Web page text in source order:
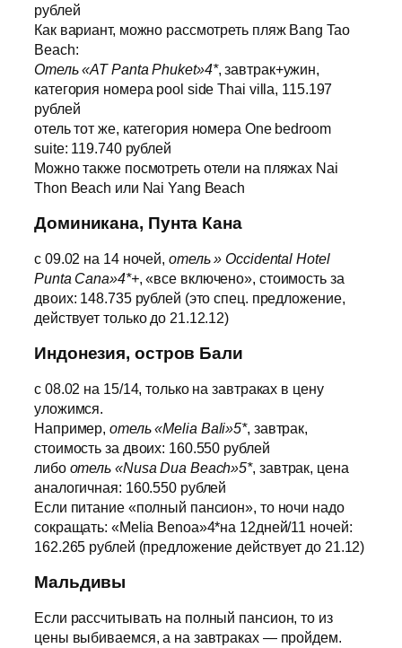
рублей
Как вариант, можно рассмотреть пляж Bang Tao
Beach:
Отель «AT Panta Phuket»4*, завтрак+ужин,
категория номера pool side Thai villa, 115.197
рублей
отель тот же, категория номера One bedroom
suite: 119.740 рублей
Можно также посмотреть отели на пляжах Nai
Thon Beach или Nai Yang Beach
Доминикана, Пунта Кана
с 09.02 на 14 ночей, отель » Occidental Hotel
Punta Cana»4*+, «все включено», стоимость за
двоих: 148.735 рублей (это спец. предложение,
действует только до 21.12.12)
Индонезия, остров Бали
с 08.02 на 15/14, только на завтраках в цену
уложимся.
Например, отель «Melia Bali»5*, завтрак,
стоимость за двоих: 160.550 рублей
либо отель «Nusa Dua Beach»5*, завтрак, цена
аналогичная: 160.550 рублей
Если питание «полный пансион», то ночи надо
сокращать: «Melia Benoa»4*на 12дней/11 ночей:
162.265 рублей (предложение действует до 21.12)
Мальдивы
Если рассчитывать на полный пансион, то из
цены выбиваемся, а на завтраках — пройдем.